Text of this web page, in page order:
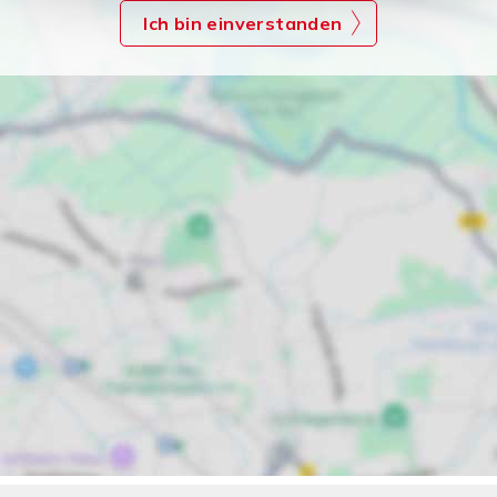
Ich bin einverstanden